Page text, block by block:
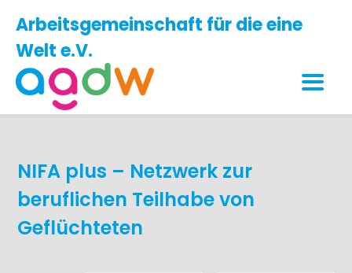
Arbeitsgemeinschaft für die eine
Welt e.V.
NIFA plus – Netzwerk zur
beruflichen Teilhabe von
Geflüchteten